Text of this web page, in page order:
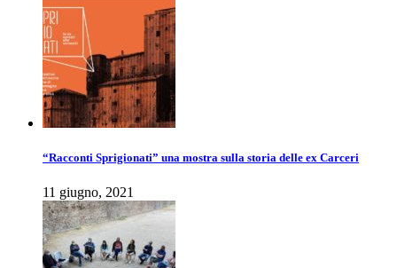
“Racconti Sprigionati” una mostra sulla storia delle ex Carceri
11 giugno, 2021